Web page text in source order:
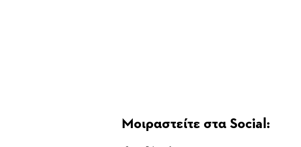
Μοιραστείτε στα Social: